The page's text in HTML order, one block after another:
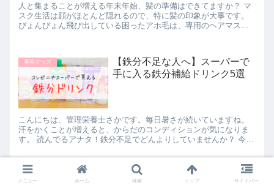
人と集まることが増える年末年始、髪の準備はできてますか？ マ
スク生活は顔がほとんど隠れるので、特に髪の印象が大事です。
ぴょんぴょん飛び出している困ったアホ毛は、専用のヘアマスカ
美容グッズ
【鉄分不足な人へ】スーパーで
手に入る鉄分補給ドリンク5選
こんにちは、管理栄養士さかです。毎日暑さが続いていますね。
汗をかくことが増えると、からだのコンディションが気になりま
す。 読んでるアナタ！鉄分不足でどんよりしていませんか？ 今回
紹...
アホ毛を抑えたい人必見！ミル
メニュー ホーム 検索 トップ サイドバー